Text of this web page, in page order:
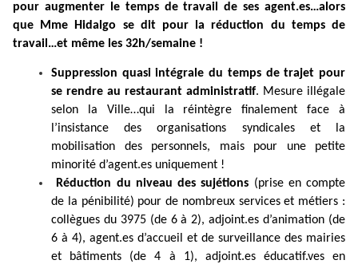
pour augmenter le temps de travail de ses agent.es…alors
que Mme Hidalgo se dit pour la réduction du temps de
travail…et même les 32h/semaine !
Suppression quasi intégrale du temps de trajet pour
se rendre au restaurant administratif. Mesure illégale
selon la Ville…qui la réintègre finalement face à
l’insistance des organisations syndicales et la
mobilisation des personnels, mais pour une petite
minorité d’agent.es uniquement !
Réduction du niveau des sujétions (prise en compte
de la pénibilité) pour de nombreux services et métiers :
collègues du 3975 (de 6 à 2), adjoint.es d’animation (de
6 à 4), agent.es d’accueil et de surveillance des mairies
et bâtiments (de 4 à 1), adjoint.es éducatif.ves en